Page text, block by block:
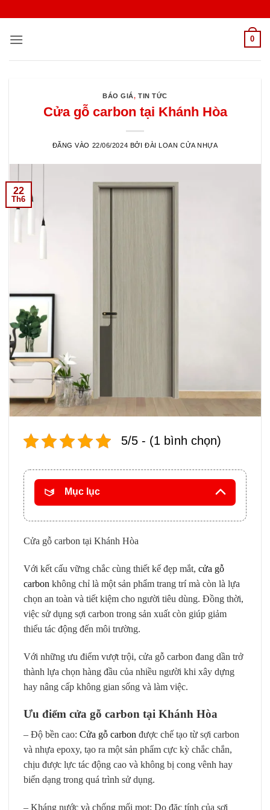
nội
0
BÁO GIÁ,TIN TỨC
Cửa gỗ carbon tại Khánh Hòa
ĐĂNG VÀO 22/06/2024 BỞI ĐÀI LOAN CỬA NHỰA
22
Th6
5/5 - (1 bình chọn)
Mục lục
Cửa gỗ carbon tại Khánh Hòa
Với kết cấu vững chắc cùng thiết kế đẹp mắt, cửa gỗ
carbon không chỉ là một sản phẩm trang trí mà còn là lựa
chọn an toàn và tiết kiệm cho người tiêu dùng. Đồng thời,
việc sử dụng sợi carbon trong sản xuất còn giúp giảm
thiểu tác động đến môi trường.
Với những ưu điểm vượt trội, cửa gỗ carbon đang dần trở
thành lựa chọn hàng đầu của nhiều người khi xây dựng
hay nâng cấp không gian sống và làm việc.
Ưu điểm cửa gỗ carbon tại Khánh Hòa
– Độ bền cao: Cửa gỗ carbon được chế tạo từ sợi carbon
và nhựa epoxy, tạo ra một sản phẩm cực kỳ chắc chắn,
chịu được lực tác động cao và không bị cong vênh hay
biến dạng trong quá trình sử dụng.
– Kháng nước và chống mối mọt: Do đặc tính của sợi